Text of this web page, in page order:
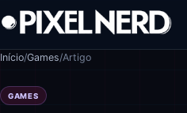
Pular para o conteúdo
Início/Games/Artigo
GAMES